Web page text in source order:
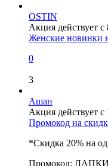
OSTIN
Акция действует с
Женские новинки
0
3
Ашан
Акция действует
Промокод на
*Скидка 20% на
Промокод: ЛАПКИ